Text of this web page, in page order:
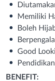
Memiliki
Boleh
Good
BENEFIT: